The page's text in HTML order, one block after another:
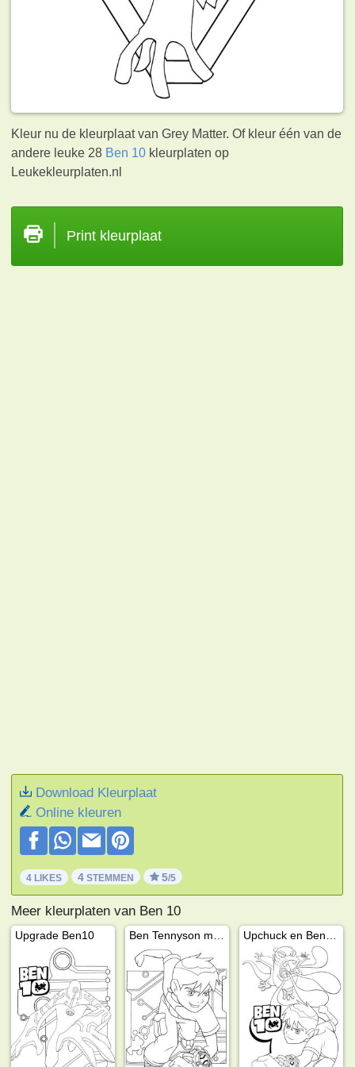
Kleur nu de kleurplaat van Grey Matter. Of kleur één van de
andere leuke 28 Ben 10 kleurplaten op
Leukekleurplaten.nl
Print kleurplaat
Download Kleurplaat
Online kleuren
4 LIKES 4 STEMMEN 5/5
Meer kleurplaten van Ben 10
Upgrade Ben10